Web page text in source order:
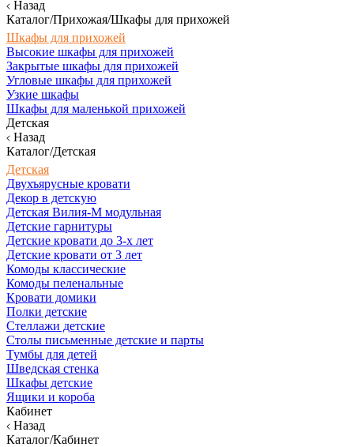
Назад
Каталог/Прихожая/Шкафы для прихожей
Шкафы для прихожей
Высокие шкафы для прихожей
Закрытые шкафы для прихожей
Угловые шкафы для прихожей
Узкие шкафы
Шкафы для маленькой прихожей
Детская
Назад
Каталог/Детская
Детская
Двухъярусные кровати
Декор в детскую
Детская Вилия-М модульная
Детские гарнитуры
Детские кровати до 3-х лет
Детские кровати от 3 лет
Комоды классические
Комоды пеленальные
Кровати домики
Полки детские
Стеллажи детские
Столы письменные детские и парты
Тумбы для детей
Шведская стенка
Шкафы детские
Ящики и короба
Кабинет
Назад
Каталог/Кабинет